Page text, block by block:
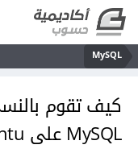
MySQL
كيف تقوم
MySQL على Ubuntu